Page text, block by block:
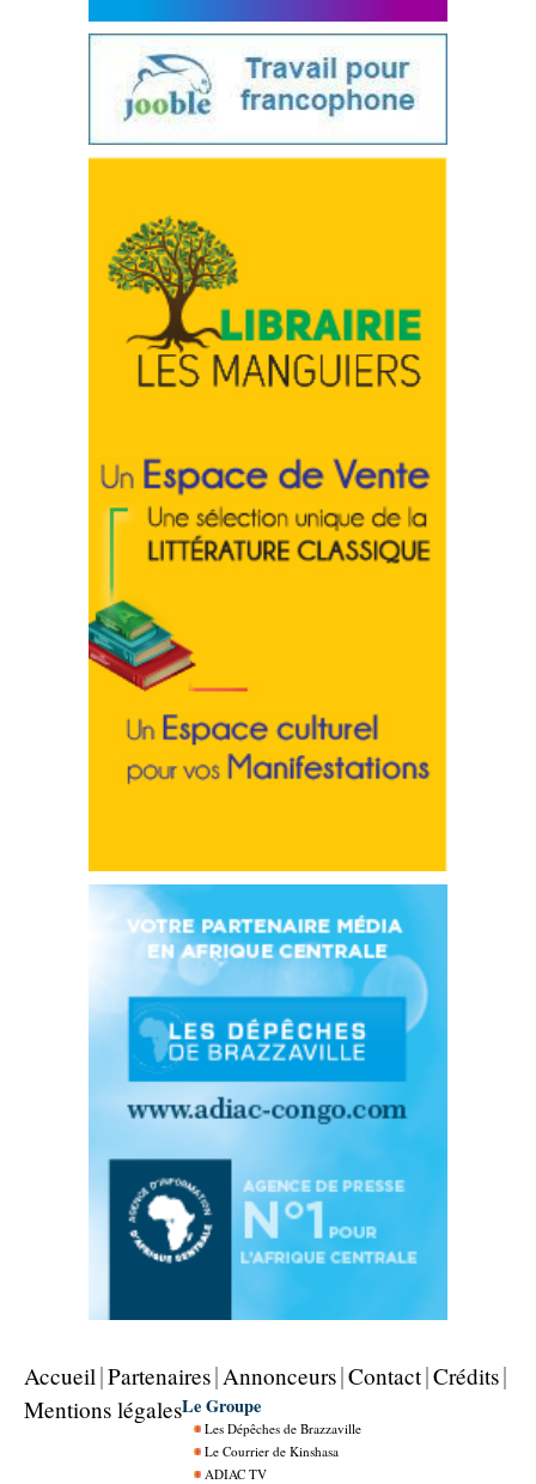
Accueil Partenaires Annonceurs Contact Crédits
Mentions légalesLe Groupe
Les Dépêches de Brazzaville
Le Courrier de Kinshasa
ADIAC TV